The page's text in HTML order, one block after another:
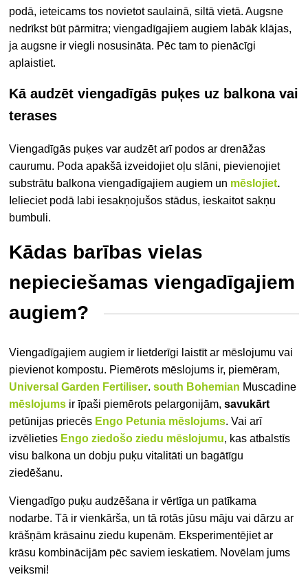
podā, ieteicams tos novietot saulainā, siltā vietā. Augsne
nedrīkst būt pārmitra; viengadīgajiem augiem labāk klājas,
ja augsne ir viegli nosusināta. Pēc tam to pienācīgi
aplaistiet.
Kā audzēt viengadīgās puķes uz balkona vai
terases
Viengadīgās puķes var audzēt arī podos ar drenāžas
caurumu. Poda apakšā izveidojiet oļu slāni, pievienojiet
substrātu balkona viengadīgajiem augiem un mēslojiet.
Ielieciet podā labi iesakņojušos stādus, ieskaitot sakņu
bumbuli.
Kādas barības vielas
nepieciešamas viengadīgajiem
augiem?
Viengadīgajiem augiem ir lietderīgi laistīt ar mēslojumu vai
pievienot kompostu. Piemērots mēslojums ir, piemēram,
Universal Garden Fertiliser. south Bohemian Muscadine
mēslojums ir īpaši piemērots pelargonijām, savukārt
petūnijas priecēs Engo Petunia mēslojums. Vai arī
izvēlieties Engo ziedošo ziedu mēslojumu, kas atbalstīs
visu balkona un dobju puķu vitalitāti un bagātīgu
ziedēšanu.
Viengadīgo puķu audzēšana ir vērtīga un patīkama
nodarbe. Tā ir vienkārša, un tā rotās jūsu māju vai dārzu ar
krāšņām krāsainu ziedu kupenām. Eksperimentējiet ar
krāsu kombinācijām pēc saviem ieskatiem. Novēlam jums
veiksmi!